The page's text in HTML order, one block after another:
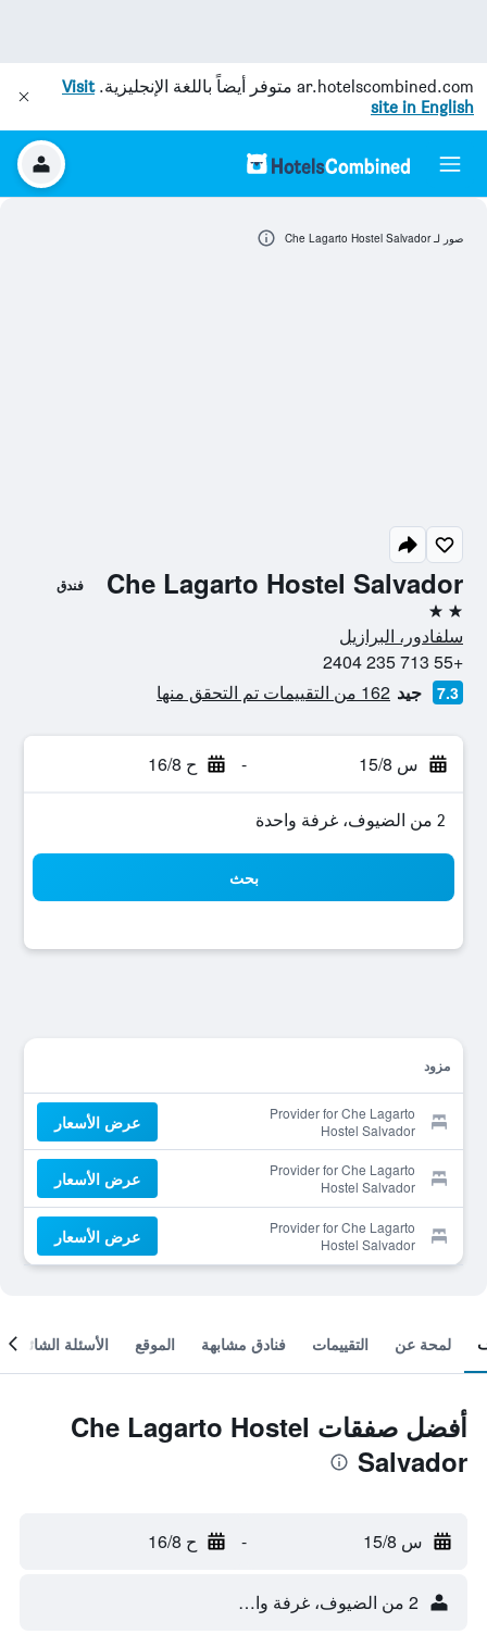
ar.hotelscombined.com متوفر أيضاً باللغة الإنجليزية.Visit
site in English
Che Lagarto Hostel Salvador فندق
2 نجمتين
سلفادور، البرازيل
+55 713 235 2404
7.3 جيد 162 من التقييمات تم التحقق منها
س 15/8 - ح 16/8
2 من الضيوف، غرفة واحدة
بحث
مزود
Provider for Che Lagarto
Hostel Salvador
عرض الأسعار
Provider for Che Lagarto
Hostel Salvador
عرض الأسعار
Provider for Che Lagarto
Hostel Salvador
عرض الأسعار
صور لـ Che Lagarto Hostel Salvador
لمحة عن التقييمات فنادق مشابهة الموقع الأسئلة الشائعة
أفضل صفقات Che Lagarto Hostel
Salvador
س 15/8 - ح 16/8
2 من الضيوف، غرفة واحدة